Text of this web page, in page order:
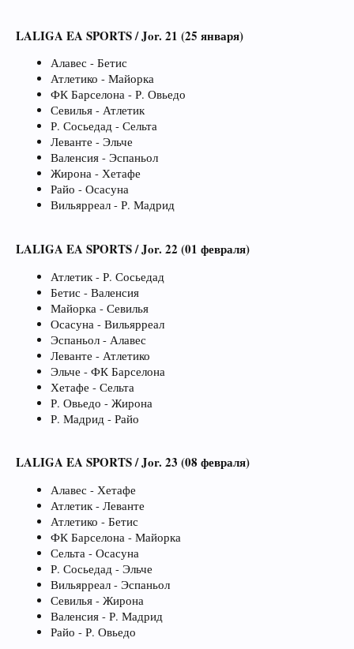
LALIGA EA SPORTS / Jor. 21 (25 января)
Алавес - Бетис
Атлетико - Майорка
ФК Барселона - Р. Овьедо
Севилья - Атлетик
Р. Сосьедад - Сельта
Леванте - Эльче
Валенсия - Эспаньол
Жирона - Хетафе
Райо - Осасуна
Вильярреал - Р. Мадрид
LALIGA EA SPORTS / Jor. 22 (01 февраля)
Атлетик - Р. Сосьедад
Бетис - Валенсия
Майорка - Севилья
Осасуна - Вильярреал
Эспаньол - Алавес
Леванте - Атлетико
Эльче - ФК Барселона
Хетафе - Сельта
Р. Овьедо - Жирона
Р. Мадрид - Райо
LALIGA EA SPORTS / Jor. 23 (08 февраля)
Алавес - Хетафе
Атлетик - Леванте
Атлетико - Бетис
ФК Барселона - Майорка
Сельта - Осасуна
Р. Сосьедад - Эльче
Вильярреал - Эспаньол
Севилья - Жирона
Валенсия - Р. Мадрид
Райо - Р. Овьедо